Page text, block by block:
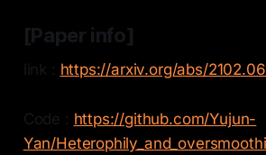
[Paper info]
link : https://arxiv.org/abs/
Code : https://github.com/Yujun-
Yan/